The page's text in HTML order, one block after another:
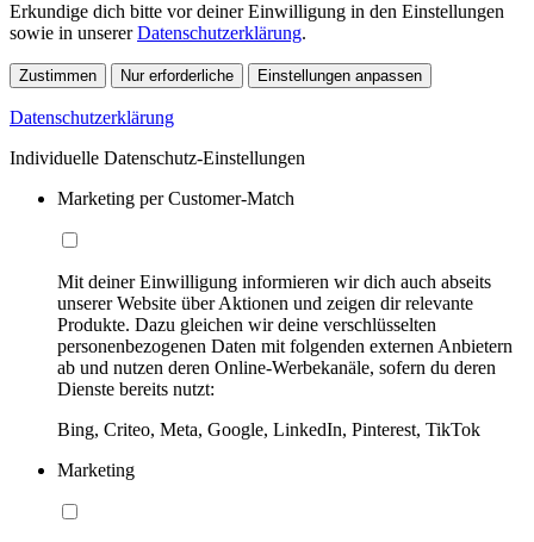
Erkundige dich bitte vor deiner Einwilligung in den Einstellungen
sowie in unsererDatenschutzerklärung.
Zustimmen Nur erforderliche Einstellungen anpassen
Datenschutzerklärung
Individuelle Datenschutz-Einstellungen
Marketing per Customer-Match
Mit deiner Einwilligung informieren wir dich auch abseits
unserer Website über Aktionen und zeigen dir relevante
Produkte. Dazu gleichen wir deine verschlüsselten
personenbezogenen Daten mit folgenden externen Anbietern
ab und nutzen deren Online-Werbekanäle, sofern du deren
Dienste bereits nutzt:
Bing, Criteo, Meta, Google, LinkedIn, Pinterest, TikTok
Marketing